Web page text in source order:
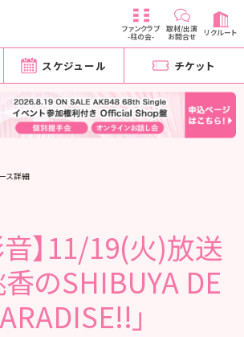
ファンクラブ
-柱の会-
取材/出演
お問合せ リクルート
スケジュール チケット
ス詳細
音】11/19(火)放送
香のSHIBUYA DE
」